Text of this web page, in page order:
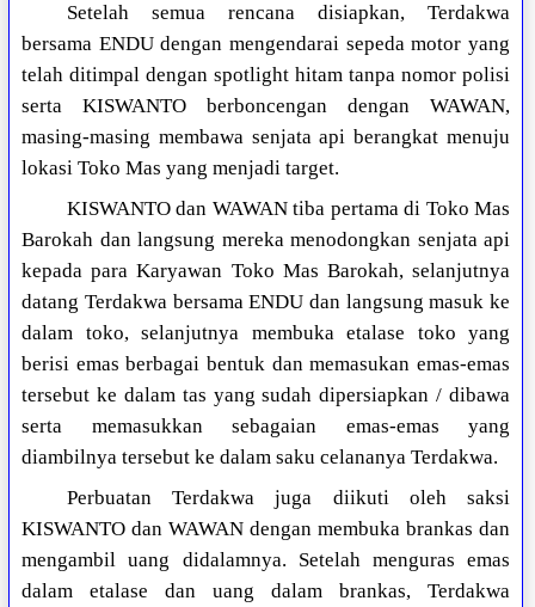
Setelah semua rencana disiapkan, Terdakwa
bersama ENDU dengan mengendarai sepeda motor yang
telah ditimpal dengan spotlight hitam tanpa nomor polisi
serta KISWANTO berboncengan dengan WAWAN,
masing-masing membawa senjata api berangkat menuju
lokasi Toko Mas yang menjadi target.
KISWANTO dan WAWAN tiba pertama di Toko Mas
Barokah dan langsung mereka menodongkan senjata api
kepada para Karyawan Toko Mas Barokah, selanjutnya
datang Terdakwa bersama ENDU dan langsung masuk ke
dalam toko, selanjutnya membuka etalase toko yang
berisi emas berbagai bentuk dan memasukan emas-emas
tersebut ke dalam tas yang sudah dipersiapkan / dibawa
serta memasukkan sebagaian emas-emas yang
diambilnya tersebut ke dalam saku celananya Terdakwa.
Perbuatan Terdakwa juga diikuti oleh saksi
KISWANTO dan WAWAN dengan membuka brankas dan
mengambil uang didalamnya. Setelah menguras emas
dalam etalase dan uang dalam brankas, Terdakwa